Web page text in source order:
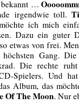
bekannt …
irgendwie toll.
ich mich
Dazu ein guter
etwas von frei.
Gang.
Die rechte
Spielers. Und
Album, das
Of The Moon. Nur